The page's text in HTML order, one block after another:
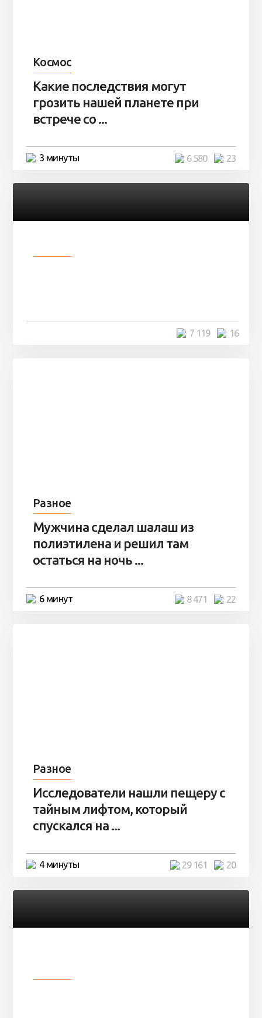
Космос
Какие последствия могут
грозить нашей планете при
встрече со ...
3 минуты 23
6 580
16
7 119
Разное
Мужчина сделал шалаш из
полиэтилена и решил там
остаться на ночь ...
6 минут 22
8 471
Разное
Исследователи нашли пещеру с
тайным лифтом, который
спускался на ...
4 минуты 20
29 161